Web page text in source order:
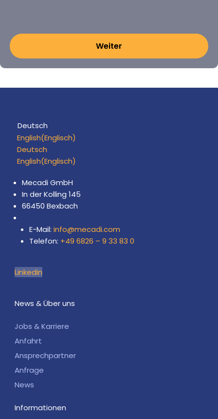
Deutsch
English(Englisch)
Deutsch
English(Englisch)
Mecadi GmbH
In der Kolling 145
66450 Bexbach
E-Mail: info@mecadi.com
Telefon: +49 6826 – 9 33 83 0
Linkedin
News & Über uns
Jobs & Karriere
Anfahrt
Ansprechpartner
Anfrage
News
Informationen